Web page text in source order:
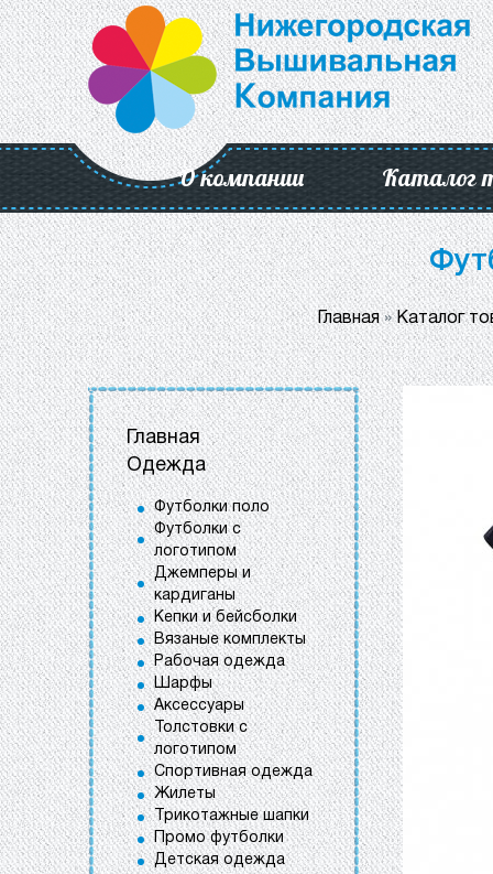
О компании Каталог
Главная»Каталог
Главная
Одежда
Футболки поло
Футболки с
логотипом
Джемперы и
кардиганы
Кепки и бейсболки
Вязаные комплекты
Рабочая одежда
Шарфы
Аксессуары
Толстовки с
логотипом
Спортивная одежда
Жилеты
Трикотажные шапки
Промо футболки
Детская одежда